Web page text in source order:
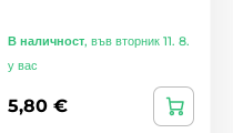
В наличност, във вторник 11. 8.
у вас
5,80 €